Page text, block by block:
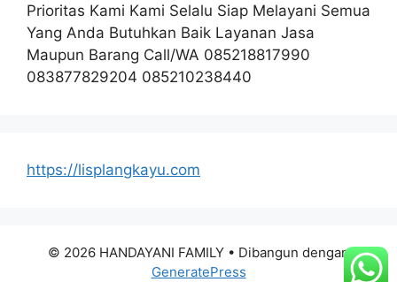
Prioritas Kami Kami Selalu Siap Melayani Semua
Yang Anda Butuhkan Baik Layanan Jasa
Maupun Barang Call/WA 085218817990
083877829204 085210238440
https://lisplangkayu.com
© 2026 HANDAYANI FAMILY • Dibangun dengan
GeneratePress